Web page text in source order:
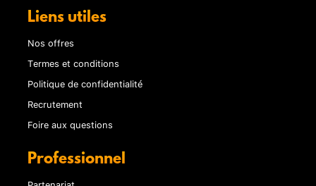
Liens utiles
Nos offres
Termes et conditions
Politique de confidentialité
Recrutement
Foire aux questions
Professionnel